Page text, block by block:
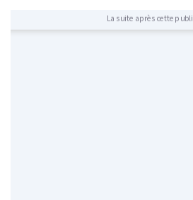
La suite après cette